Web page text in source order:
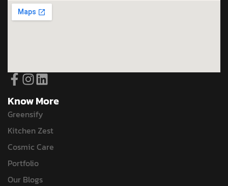
Know More
Greensify
Kitchen Zest
Cosmic Care
Portfolio
Our Blogs